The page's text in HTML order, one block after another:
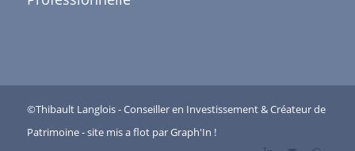
©Thibault Langlois - Conseiller en Investissement & Créateur de
Patrimoine - site mis a flot parGraph'In !